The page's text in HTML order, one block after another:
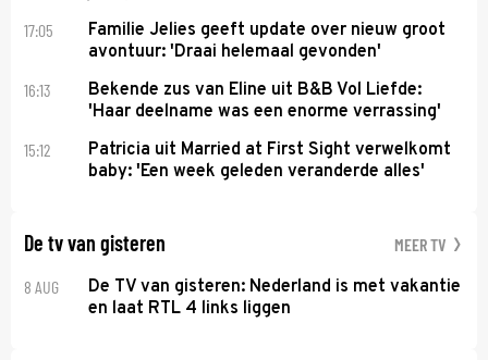
17:05
Familie Jelies geeft update over nieuw groot
avontuur: 'Draai helemaal gevonden'
16:13
Bekende zus van Eline uit B&B Vol Liefde:
'Haar deelname was een enorme verrassing'
15:12
Patricia uit Married at First Sight verwelkomt
baby: 'Een week geleden veranderde alles'
De tv van gisteren MEER TV
8 AUG
De TV van gisteren: Nederland is met vakantie
en laat RTL 4 links liggen